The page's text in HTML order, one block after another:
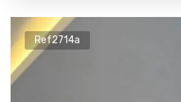
Ref2714a